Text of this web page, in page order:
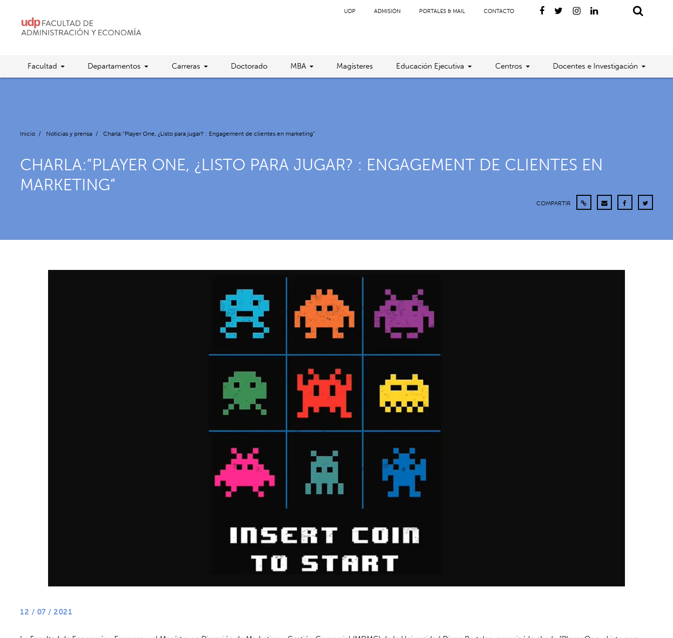
UDP ADMISIÓN PORTALES & MAIL CONTACTO
Facultad Departamentos Carreras Doctorado MBA Magísteres Educación Ejecutiva Centros Docentes e Investigación
Inicio / Noticias y prensa / Charla:”Player One, ¿Listo para jugar? : Engagement de clientes en marketing”
CHARLA:”PLAYER ONE, ¿LISTO PARA JUGAR? : ENGAGEMENT DE CLIENTES EN
MARKETING”
COMPARTIR
12 / 07 / 2021